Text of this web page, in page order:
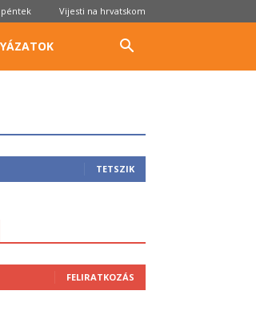
péntek Vijesti na hrvatskom
TETSZIK
FELIRATKOZÁS